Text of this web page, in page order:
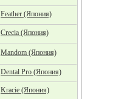
Feather (Япония)
Crecia (Япония)
Mandom (Япония)
Dental Pro (Япония)
Kracie (Япония)